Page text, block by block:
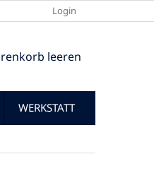
Login
leeren
WERKSTATT